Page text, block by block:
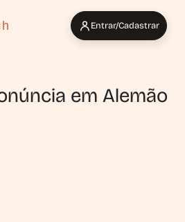
Entrar/Cadastrar
em Alemão